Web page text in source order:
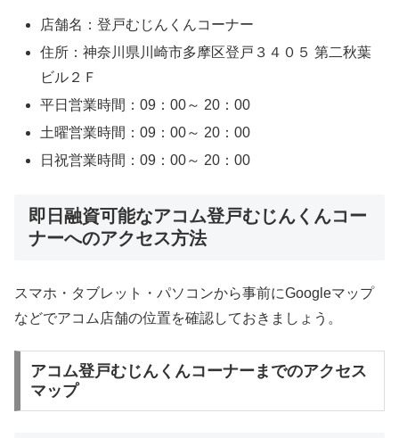
店舗名：登戸むじんくんコーナー
住所：神奈川県川崎市多摩区登戸３４０５ 第二秋葉
ビル２Ｆ
平日営業時間：09：00～ 20：00
土曜営業時間：09：00～ 20：00
日祝営業時間：09：00～ 20：00
即日融資可能なアコム登戸むじんくんコー
ナーへのアクセス方法
スマホ・タブレット・パソコンから事前にGoogleマップ
などでアコム店舗の位置を確認しておきましょう。
アコム登戸むじんくんコーナーまでのアクセス
マップ